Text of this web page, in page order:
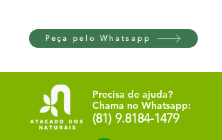
Peça pelo Whatsapp
Precisa de ajuda?
Chama no Whatsapp:
(81) 9.8184-1479